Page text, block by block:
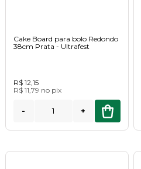
Cake Board para bolo Redondo
38cm Prata - Ultrafest
R$ 12,15
R$ 11,79 no pix
- +